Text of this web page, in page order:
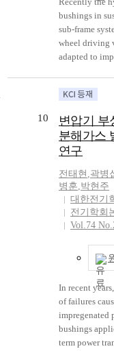
shield gaps is
between field
ring shield.
equipotential
through gaps.
resulting
thus reduced
bushing with
ring shield
2D simulator
boundary
was also
to verify the
the polymer
optimized
internal
parts of the
bushings in
sub-frame
wheel driving
adapted to
stiffness and
bushings are
dependent on
and
load, but
studies about
responses
The dynamic
bushing are a
purpose
significant to
relation
parameter of
structure and
functions.
stage of a
10
변압기 부
분해가스
연구
전태현 ,곽병
병훈,박현주
대한전기
전기학회
Vol.74
In recent
of failures
impregenated
bushings
term power